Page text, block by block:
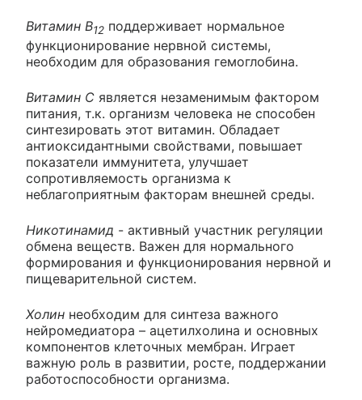
Витамин В12 поддерживает нормальное
функционирование нервной системы,
необходим для образования гемоглобина.
Витамин С является незаменимым фактором
питания, т.к. организм человека не способен
синтезировать этот витамин. Обладает
антиоксидантными свойствами, повышает
показатели иммунитета, улучшает
сопротивляемость организма к
неблагоприятным факторам внешней среды.
Никотинамид - активный участник регуляции
обмена веществ. Важен для нормального
формирования и функционирования нервной и
пищеварительной систем.
Холин необходим для синтеза важного
нейромедиатора – ацетилхолина и основных
компонентов клеточных мембран. Играет
важную роль в развитии, росте, поддержании
работоспособности организма.